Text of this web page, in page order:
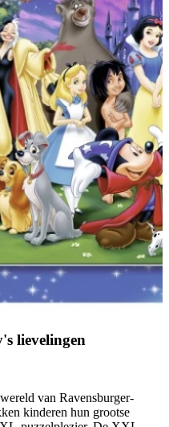
lievelingen
van Ravensburger-
kinderen hun grootse